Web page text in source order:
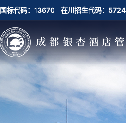
国标代码：13670 在川招生代码：5724